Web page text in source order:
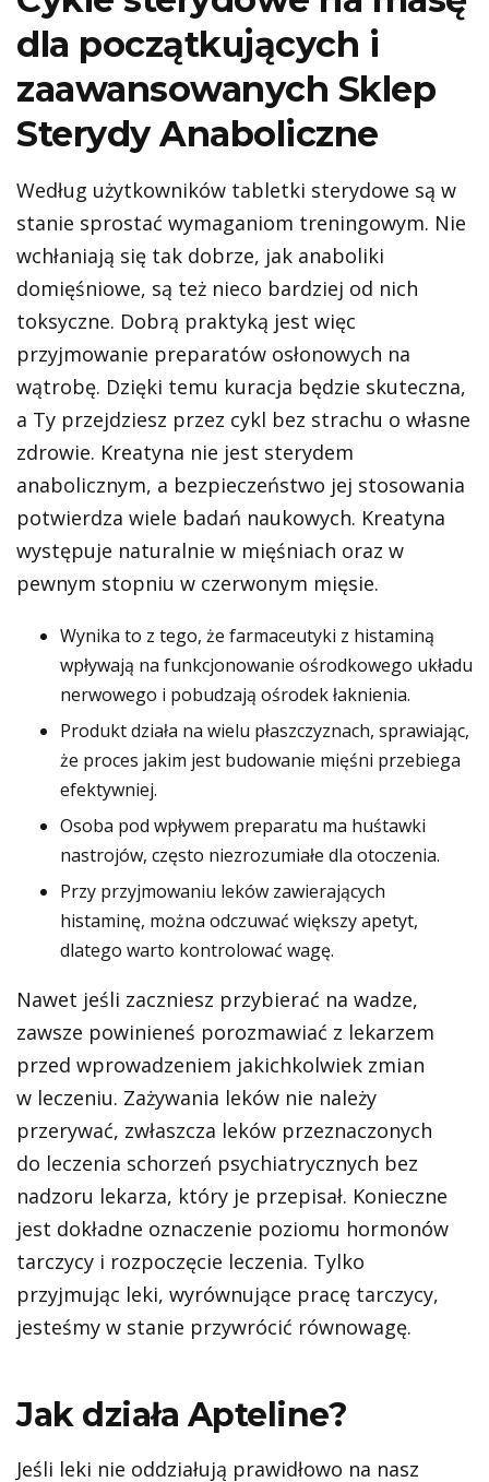
dla początkujących i
zaawansowanych Sklep
Sterydy Anaboliczne
Według użytkowników tabletki sterydowe są w
stanie sprostać wymaganiom treningowym. Nie
wchłaniają się tak dobrze, jak anaboliki
domięśniowe, są też nieco bardziej od nich
toksyczne. Dobrą praktyką jest więc
przyjmowanie preparatów osłonowych na
wątrobę. Dzięki temu kuracja będzie skuteczna,
a Ty przejdziesz przez cykl bez strachu o własne
zdrowie. Kreatyna nie jest sterydem
anabolicznym, a bezpieczeństwo jej stosowania
potwierdza wiele badań naukowych. Kreatyna
występuje naturalnie w mięśniach oraz w
pewnym stopniu w czerwonym mięsie.
Wynika to z tego, że farmaceutyki z histaminą
wpływają na funkcjonowanie ośrodkowego układu
nerwowego i pobudzają ośrodek łaknienia.
Produkt działa na wielu płaszczyznach, sprawiając,
że proces jakim jest budowanie mięśni przebiega
efektywniej.
Osoba pod wpływem preparatu ma huśtawki
nastrojów, często niezrozumiałe dla otoczenia.
Przy przyjmowaniu leków zawierających
histaminę, można odczuwać większy apetyt,
dlatego warto kontrolować wagę.
Nawet jeśli zaczniesz przybierać na wadze,
zawsze powinieneś porozmawiać z lekarzem
przed wprowadzeniem jakichkolwiek zmian
w leczeniu. Zażywania leków nie należy
przerywać, zwłaszcza leków przeznaczonych
do leczenia schorzeń psychiatrycznych bez
nadzoru lekarza, który je przepisał. Konieczne
jest dokładne oznaczenie poziomu hormonów
tarczycy i rozpoczęcie leczenia. Tylko
przyjmując leki, wyrównujące pracę tarczycy,
jesteśmy w stanie przywrócić równowagę.
Jak działa Apteline?
Jeśli leki nie oddziałują prawidłowo na nasz